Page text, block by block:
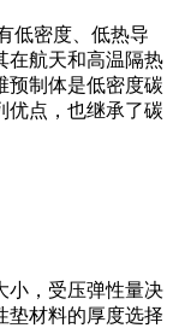
低密度、低热导
在航天和高温隔热
预制体是低密度碳
优点，也继承了碳
，受压弹性量决
垫材料的厚度选择